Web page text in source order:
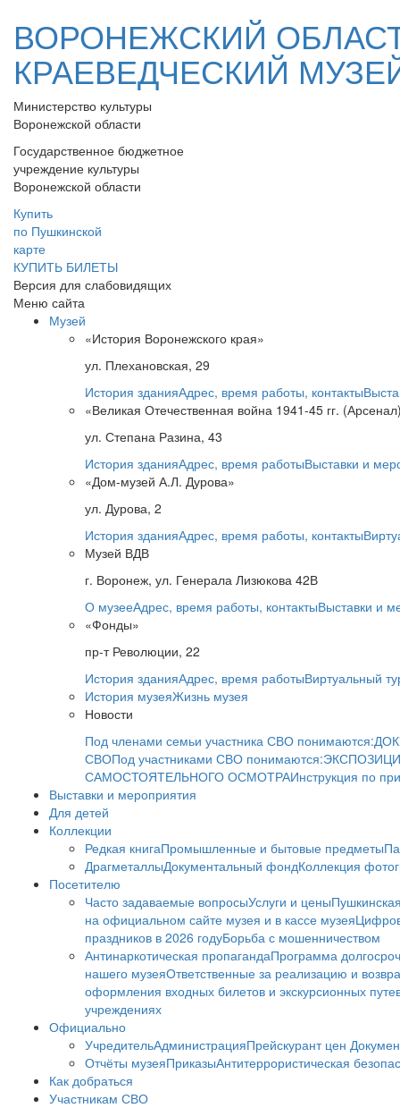
ВОРОНЕЖСКИЙ
КРАЕВЕДЧЕСКИЙ
Министерство культуры
Воронежской области
Государственное бюджетное
учреждение культуры
Воронежской области
Купить
по Пушкинской
карте
КУПИТЬ БИЛЕТЫ
Версия для слабовидящих
Меню сайта
Музей
«История Воронежского края»
ул. Плехановская, 29
История зданияАдрес, время работы, контакты
«Великая Отечественная война 1941-45 гг.
ул. Степана Разина, 43
История зданияАдрес, время работыВыставки и
«Дом-музей А.Л. Дурова»
ул. Дурова, 2
История зданияАдрес, время работы, контакты
Музей ВДВ
г. Воронеж, ул. Генерала Лизюкова 42В
О музееАдрес, время работы, контактыВыставки и
«Фонды»
пр-т Революции, 22
История зданияАдрес, время работыВиртуальный
История музеяЖизнь музея
Новости
Под членами семьи участника СВО понимаются:
СВОПод участниками СВО понимаются:
САМОСТОЯТЕЛЬНОГО ОСМОТРАИнструкция по
Выставки и мероприятия
Для детей
Коллекции
Редкая книгаПромышленные и бытовые предметы
ДрагметаллыДокументальный фондКоллекция
Посетителю
Часто задаваемые вопросыУслуги и цены
на официальном сайте музея и в кассе музея
праздников в 2026 годуБорьба с мошенничеством
Антинаркотическая пропагандаПрограмма
нашего музеяОтветственные за реализацию и
оформления входных билетов и экскурсионных
учреждениях
Официально
УчредительАдминистрацияПрейскурант цен
Отчёты музеяПриказыАнтитеррористическая
Как добраться
Участникам СВО